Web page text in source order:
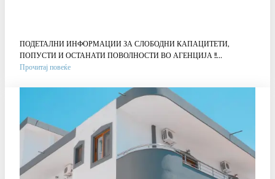
ПОДЕТАЛНИ ИНФОРМАЦИИ ЗА СЛОБОДНИ КАПАЦИТЕТИ,
ПОПУСТИ И ОСТАНАТИ ПОВОЛНОСТИ ВО АГЕНЦИЈА !!…
Прочитај повеќе:
BUSHATI
КСАМИЛ